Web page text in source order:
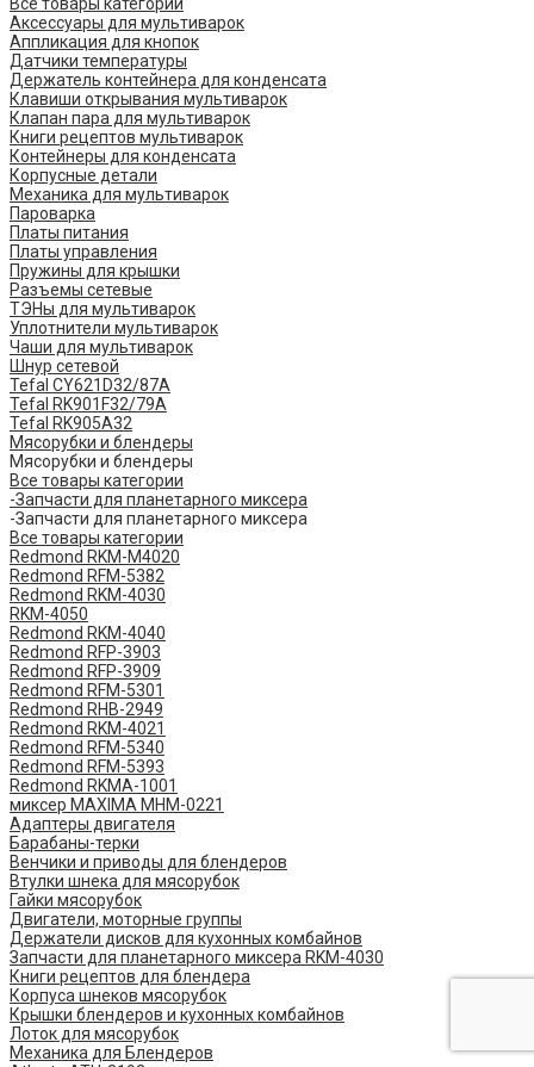
Аксессуары для мультиварок
Аппликация для кнопок
Датчики температуры
Держатель контейнера для конденсата
Клавиши открывания мультиварок
Клапан пара для мультиварок
Книги рецептов мультиварок
Контейнеры для конденсата
Корпусные детали
Механика для мультиварок
Пароварка
Платы питания
Платы управления
Пружины для крышки
Разъемы сетевые
ТЭНы для мультиварок
Уплотнители мультиварок
Чаши для мультиварок
Шнур сетевой
Tefal CY621D32/87A
Tefal RK901F32/79A
Tefal RK905A32
Мясорубки и блендеры
Мясорубки и блендеры
Все товары категории
-Запчасти для планетарного миксера
-Запчасти для планетарного миксера
Все товары категории
Redmond RKM-M4020
Redmond RFM-5382
Redmond RKM-4030
RKM-4050
Redmond RKM-4040
Redmond RFP-3903
Redmond RFP-3909
Redmond RFM-5301
Redmond RHB-2949
Redmond RKM-4021
Redmond RFM-5340
Redmond RFM-5393
Redmond RKMA-1001
миксер MAXIMA MHM-0221
Адаптеры двигателя
Барабаны-терки
Венчики и приводы для блендеров
Втулки шнека для мясорубок
Гайки мясорубок
Двигатели, моторные группы
Держатели дисков для кухонных комбайнов
Запчасти для планетарного миксера RKM-4030
Книги рецептов для блендера
Корпуса шнеков мясорубок
Крышки блендеров и кухонных комбайнов
Лоток для мясорубок
Механика для Блендеров